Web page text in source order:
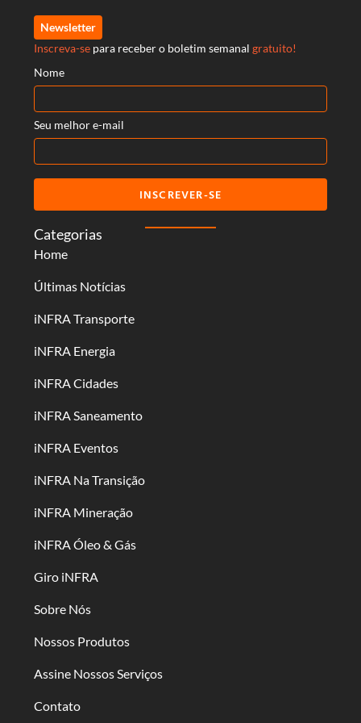
Categorias
Home
Últimas Notícias
iNFRA Transporte
iNFRA Energia
iNFRA Cidades
iNFRA Saneamento
iNFRA Eventos
iNFRA Na Transição
iNFRA Mineração
iNFRA Óleo & Gás
Giro iNFRA
Sobre Nós
Nossos Produtos
Assine Nossos Serviços
Contato
Newsletter
Inscreva-se para receber o boletim semanal gratuito!
Nome
Seu melhor e-mail
INSCREVER-SE